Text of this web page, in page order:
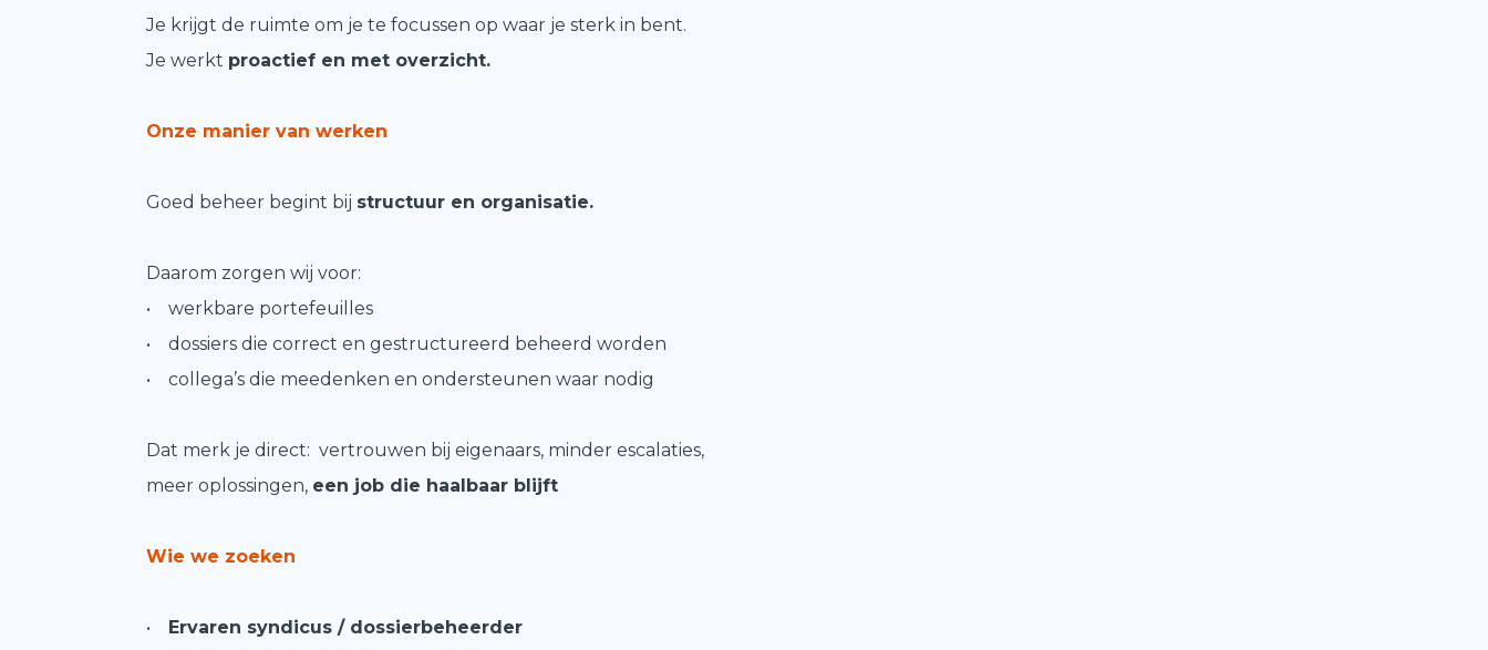
Je krijgt de ruimte om je te focussen op waar je sterk in bent.
Je werkt proactief en met overzicht.
Onze manier van werken
Goed beheer begint bij structuur en organisatie.
Daarom zorgen wij voor:
• werkbare portefeuilles
• dossiers die correct en gestructureerd beheerd worden
• collega’s die meedenken en ondersteunen waar nodig
Dat merk je direct: vertrouwen bij eigenaars, minder escalaties,
meer oplossingen, een job die haalbaar blijft
Wie we zoeken
• Ervaren syndicus / dossierbeheerder